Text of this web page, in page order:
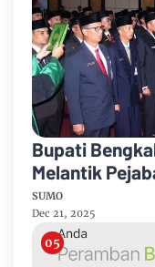
Bupati
Melantik
Pratama
SUMO
Dec 21, 2025